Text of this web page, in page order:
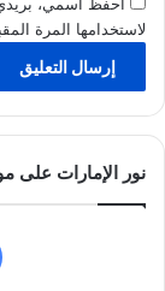
لاستخدامها المرة
نور الإمارات على